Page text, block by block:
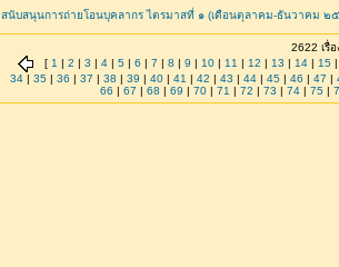
สนับสนุนการถ่ายโอนบุคลากร ไตรมาสที่ ๑ (เดือนตุลาคม-ธันวาคม ๒
2622 เรื่
[ 1 | 2 | 3 | 4| 5| 6 | 7 | 8 | 9 | 10| 11 | 12 | 13 | 14| 15|
34 | 35 | 36 | 37 | 38 | 39 | 40 | 41 | 42 | 43 | 44 | 45 | 46 | 47 |
66 | 67 | 68 | 69 | 70| 71 | 72 | 73 | 74| 75|